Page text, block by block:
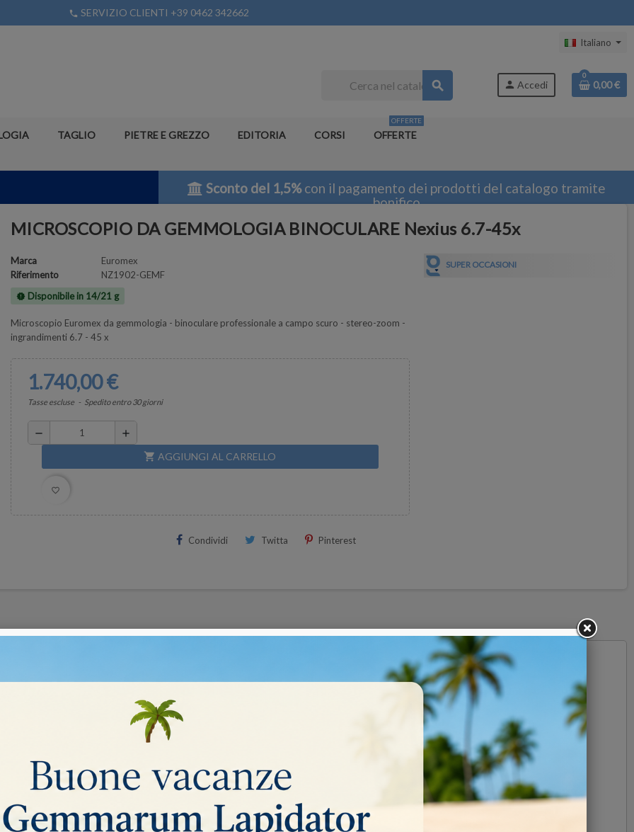
phone SERVIZIO CLIENTI +39 0462 342662
Italiano
search person Accedi
0
0,00 €
TAGLIO PIETRE E GREZZO EDITORIA CORSI OFFERTE
OFFERTE
Sconto del 1,5%con il pagamento dei prodotti del catalogo tramite
bonifico
MICROSCOPIO DA GEMMOLOGIA BINOCULARE Nexius 6.7-45x
Marca
Euromex
Riferimento
NZ1902-GEMF
new_releases Disponibile in 14/21 g
Microscopio Euromex da gemmologia - binoculare professionale a campo scuro - stereo-zoom -
ingrandimenti 6.7 - 45 x
1.740,00 €
Tasse escluse Spedito entro 30 giorni
remove add
shopping_cart AGGIUNGI AL CARRELLO
favorite_border
Condividi Twitta Pinterest
SUPER OCCASIONI
6.7-45x, oculari 10x,
ideale per la classificazione del colore dei diamanti e pinza porta pietre.
le condizioni di lavoro.